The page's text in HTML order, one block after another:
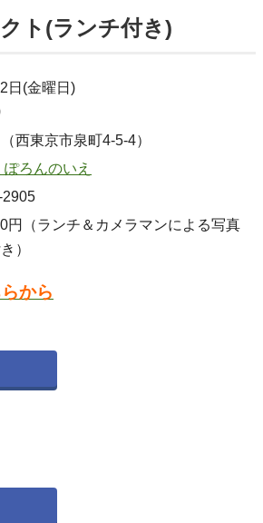
ト(ランチ付き)
日(金曜日)
西東京市泉町4-5-4）
ろんのいえ
円（ランチ＆カメラマンによる写真
）
から